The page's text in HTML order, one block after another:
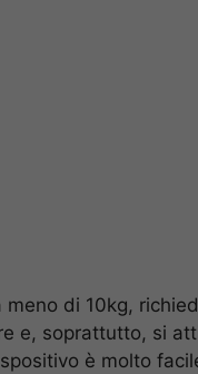
di 10kg,
e, soprattutto, si
è molto